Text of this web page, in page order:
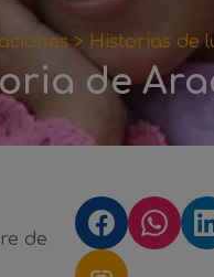
> Historias de
de
de